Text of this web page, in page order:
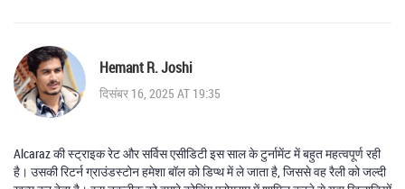
Hemant R. Joshi
दिसंबर 16, 2025 AT 19:35
Alcaraz की स्ट्राइक रेट और सर्विस एसीडिटी इस साल के टुर्नामेंट में बहुत महत्वपूर्ण रही
है। उसकी रिटर्न ग्राउंडस्टोन हमेशा बॉल को डिप्थ में ले जाता है, जिससे वह रैली को जल्दी